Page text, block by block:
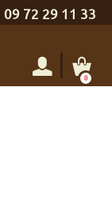
09 72 29 11 33
0